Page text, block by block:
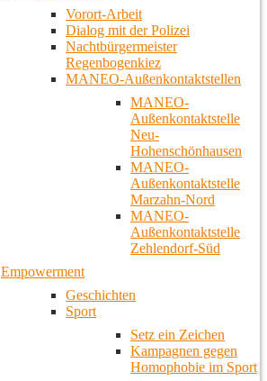
Vorort-Arbeit
Dialog mit der Polizei
Nachtbürgermeister
Regenbogenkiez
MANEO-Außenkontaktstellen
MANEO-
Außenkontaktstelle
Neu-
Hohenschönhausen
MANEO-
Außenkontaktstelle
Marzahn-Nord
MANEO-
Außenkontaktstelle
Zehlendorf-Süd
Empowerment
Geschichten
Sport
Setz ein Zeichen
Kampagnen gegen
Homophobie im Sport